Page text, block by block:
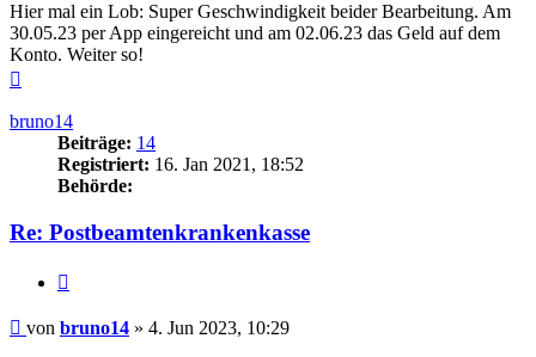
Hier mal ein Lob: Super Geschwindigkeit beider Bearbeitung. Am
30.05.23 per App eingereicht und am 02.06.23 das Geld auf dem
Konto. Weiter so!
bruno14
Beiträge: 14
Registriert: 16. Jan 2021, 18:52
Behörde:
Re: Postbeamtenkrankenkasse
Beitrag
von bruno14 » 4. Jun 2023, 10:29